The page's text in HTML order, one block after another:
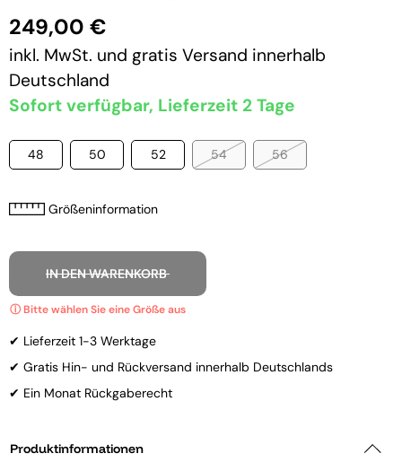
249,00 €
inkl. MwSt. und gratis Versand innerhalb
Deutschland
Sofort verfügbar, Lieferzeit 2 Tage
48 50 52 54 56
Größeninformation
IN DEN WARENKORB
✔ Lieferzeit 1-3 Werktage
✔ Gratis Hin- und Rückversand innerhalb Deutschlands
✔ Ein Monat Rückgaberecht
Produktinformationen